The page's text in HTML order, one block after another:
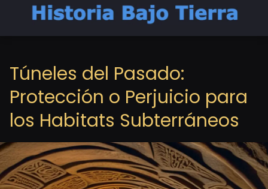
Túneles del Pasado:
Protección o Perjuicio para
los Habitats Subterráneos